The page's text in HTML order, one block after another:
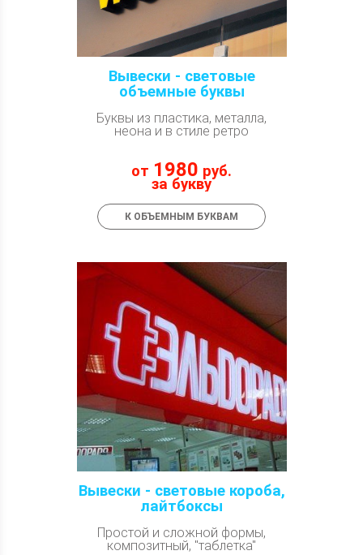
Вывески - световые
объемные буквы
Буквы из пластика, металла,
неона и в стиле ретро
от 1980 руб.
за букву
К ОБЪЕМНЫМ БУКВАМ
Вывески - световые короба,
лайтбоксы
Простой и сложной формы,
композитный, "таблетка"